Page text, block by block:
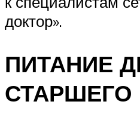
доктор».
ПИТАНИЕ
СТАРШЕГО